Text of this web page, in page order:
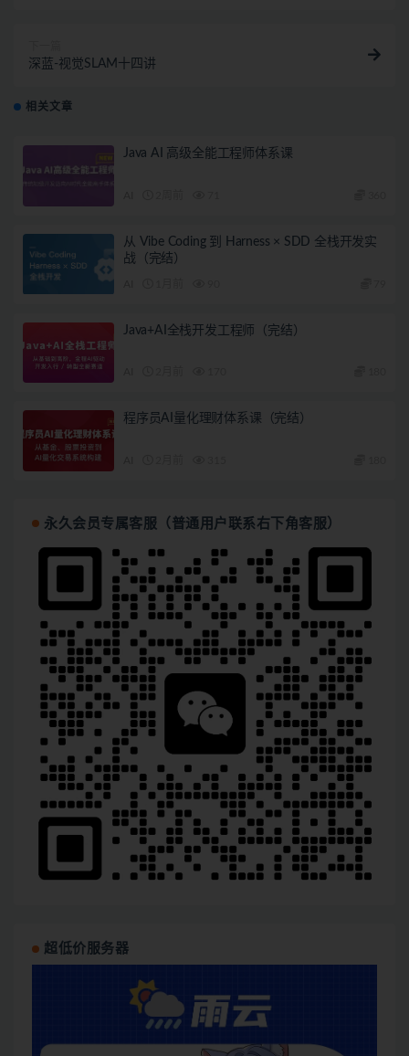
深蓝-视觉SLAM十四讲
相关文章
Java AI 高级全能工程师体系课
从 Vibe Coding 到 Harness × SDD 全栈开发实
战（完结）
Java+AI全栈开发工程师（完结）
程序员AI量化理财体系课（完结）
永久会员专属客服（普通用户联系右下角客服）
超低价服务器